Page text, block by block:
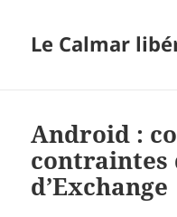
Le Calmar
Android :
contraintes
d’Exchange